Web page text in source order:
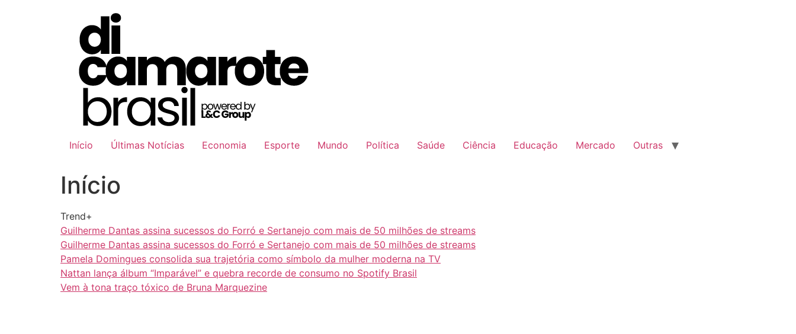
Início Últimas Notícias Economia Esporte Mundo Política Saúde Ciência Educação Mercado Outras
Início
Trend+
Guilherme Dantas assina sucessos do Forró e Sertanejo com mais de 50 milhões de streams
Guilherme Dantas assina sucessos do Forró e Sertanejo com mais de 50 milhões de streams
Pamela Domingues consolida sua trajetória como símbolo da mulher moderna na TV
Nattan lança álbum “Imparável” e quebra recorde de consumo no Spotify Brasil
Vem à tona traço tóxico de Bruna Marquezine